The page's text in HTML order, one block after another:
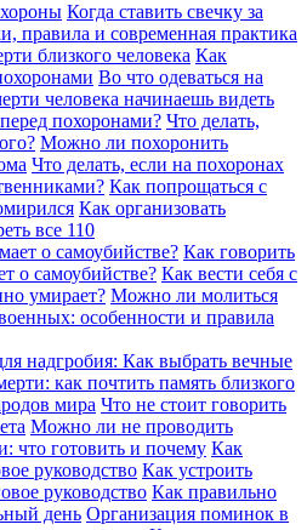
Когда ставить свечку за
правила и современная практика
близкого человека Как
Во что одеваться на
человека начинаешь видеть
похоронами? Что делать,
Можно ли похоронить
Что делать, если на похоронах
Как попрощаться с
Как организовать
все 110
о самоубийстве? Как говорить
о самоубийстве? Как вести себя с
умирает? Можно ли молиться
особенности и правила
надгробия: Как выбрать вечные
как почтить память близкого
мира Что не стоит говорить
Можно ли не проводить
готовить и почему Как
руководство Как устроить
руководство Как правильно
день Организация поминок в